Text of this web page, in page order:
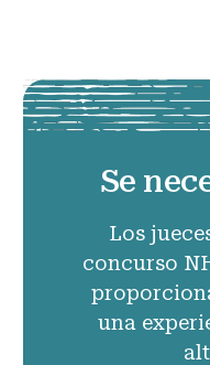
Se
Los
concurso
una